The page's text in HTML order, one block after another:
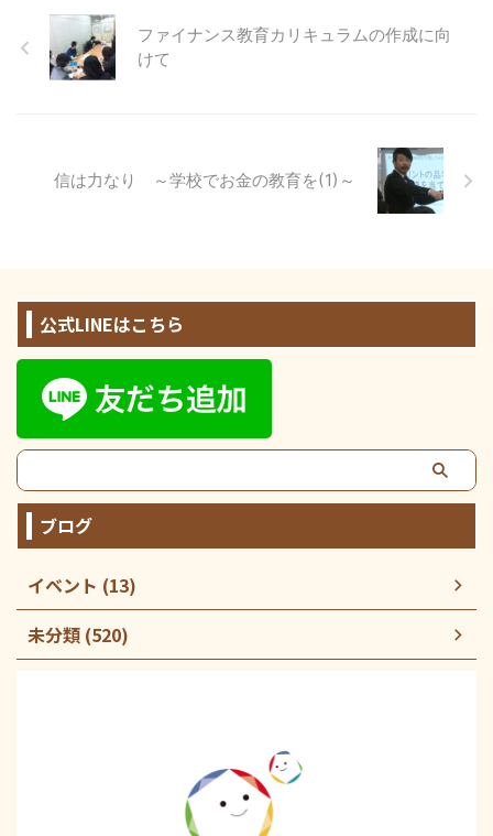
ファイナンス教育カリキュラムの作成に向
けて
信は力なり ～学校でお金の教育を(1)～
公式LINEはこちら
ブログ
イベント (13)
未分類 (520)